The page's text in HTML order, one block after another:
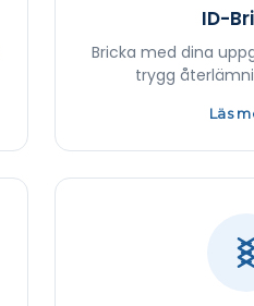
ID-
Bricka med dina
trygg
Läs